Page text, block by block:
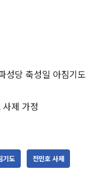
성당 축성일 아침기도
제 가정
기도 전민호 사제